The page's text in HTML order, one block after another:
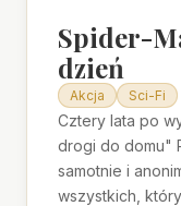
Spider-
dzień
Akcja Sci-Fi
Cztery lata po
drogi do domu"
samotnie i
wszystkich,